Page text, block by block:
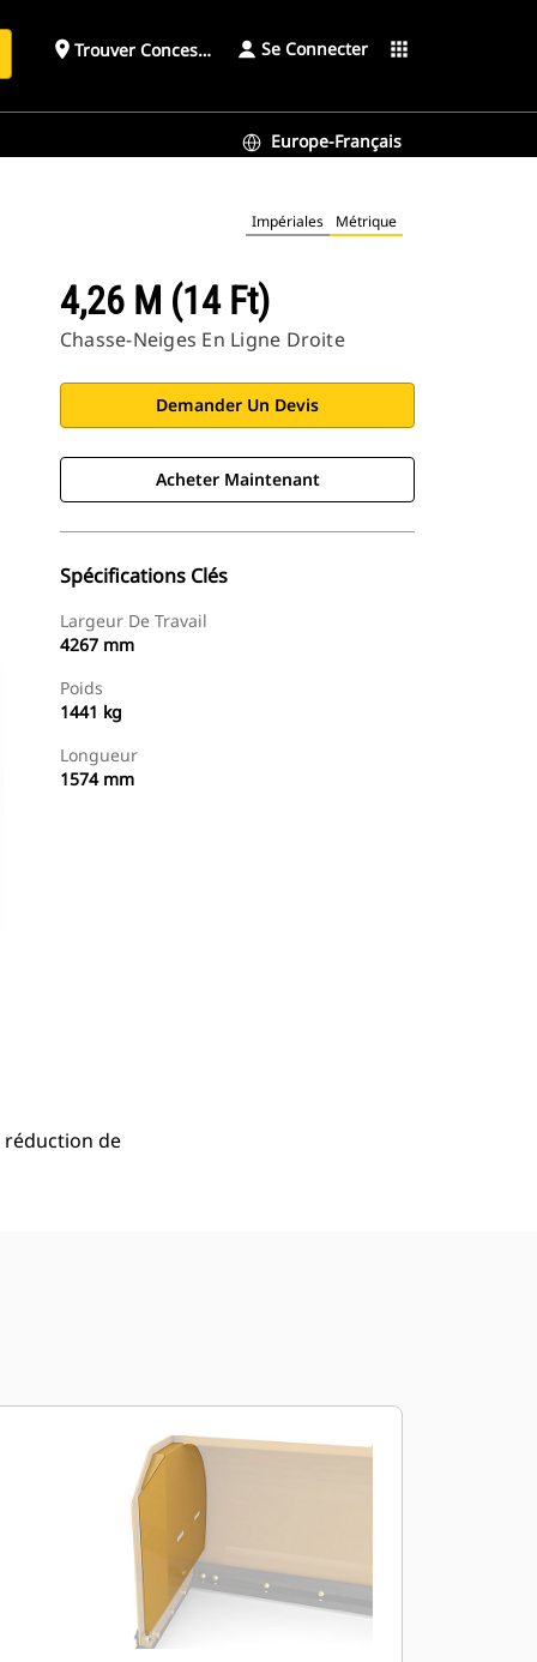
place Trouver ConcessionnaireSe Connecter apps
Europe-Français
Impériales Métrique
4,26 M (14 Ft)
Chasse-Neiges En Ligne Droite
Demander Un Devis
Acheter Maintenant
Spécifications Clés
Largeur De Travail
4267 mm
Poids
1441 kg
Longueur
1574 mm
réduction de